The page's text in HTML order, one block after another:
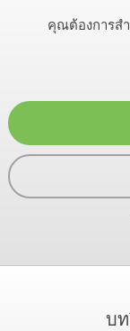
คุณต้องการส
บ